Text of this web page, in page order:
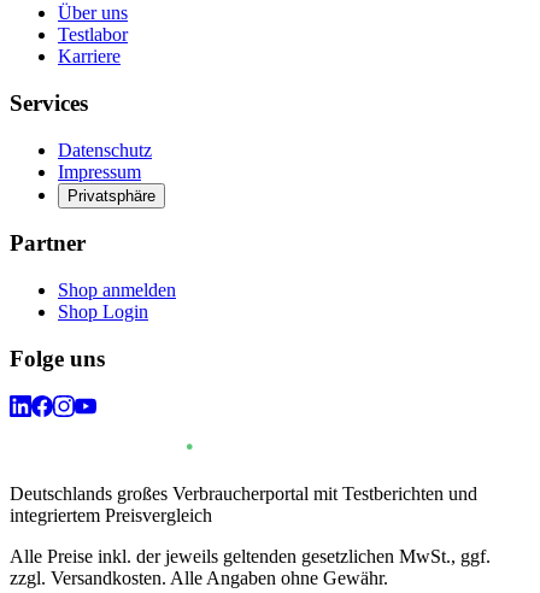
Über uns
Testlabor
Karriere
Services
Datenschutz
Impressum
Privatsphäre
Partner
Shop anmelden
Shop Login
Folge uns
Deutschlands großes Verbraucherportal mit Testberichten und
integriertem Preisvergleich
Alle Preise inkl. der jeweils geltenden gesetzlichen MwSt., ggf.
zzgl. Versandkosten. Alle Angaben ohne Gewähr.